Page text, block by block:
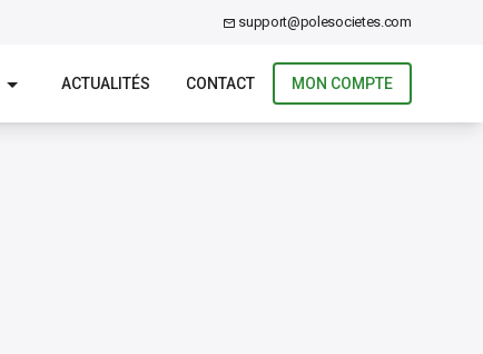
support@polesocietes.com
ACTUALITÉS CONTACT MON COMPTE